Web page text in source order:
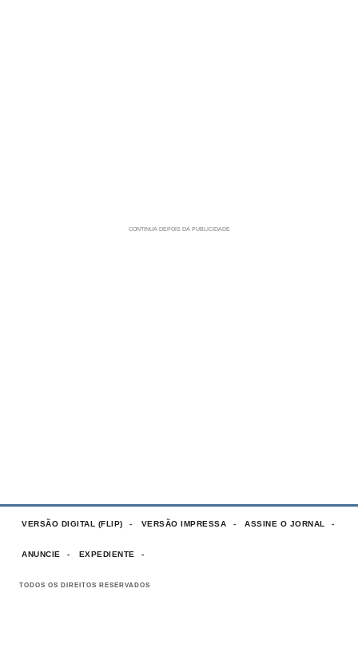
VERSÃO DIGITAL (FLIP) VERSÃO IMPRESSA ASSINE O JORNAL
ANUNCIE EXPEDIENTE
TODOS OS DIREITOS RESERVADOS